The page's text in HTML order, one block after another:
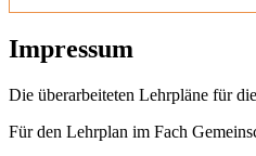
Impressum
Die überarbeiteten Lehrpläne für
Für den Lehrplan im Fach